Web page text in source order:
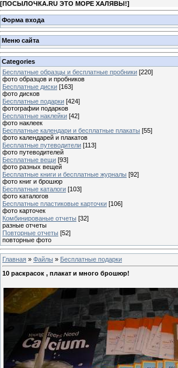
[ПОСЫЛОЧКА.RU ЭТО МОРЕ ХАЛЯВЫ!]
Форма входа
Меню сайта
Categories
Бесплатные образцы и бесплатные пробники [220]
фото образцов и пробников
Бесплатные диски [163]
фото дисков
Бесплатные подарки [424]
фотографии подарков
Бесплатные наклейки [42]
фото наклеек
Бесплатные календари и бесплатные плакаты [55]
фото календарей и плакатов
Бесплатные путеводители [113]
фото путеводителей
Бесплатные вещи [93]
фото разных вещей
Бесплатные книги и бесплатные журналы [92]
фото книг и брошюр
Бесплатные каталоги [103]
фото каталогов
Бесплатные пластиковые карточки [106]
фото карточек
Комбинированые отчеты [32]
разные отчеты
Повторные отчеты [52]
повторные фото
Главная » Файлы » Бесплатные подарки
10 раскрасок , плакат и много брошюр!